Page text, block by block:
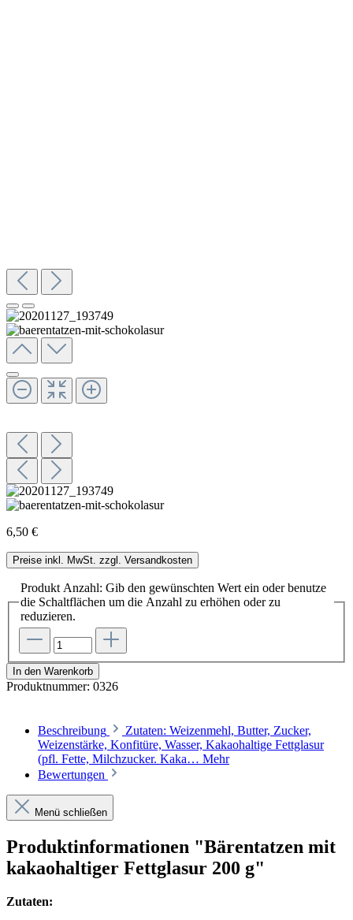
6,50 €
Preise inkl. MwSt. zzgl. Versandkosten
Produkt Anzahl: Gib den gewünschten Wert ein oder benutze
die Schaltflächen um die Anzahl zu erhöhen oder zu
reduzieren.
In den Warenkorb
Produktnummer: 0326
Beschreibung
Zutaten: Weizenmehl, Butter, Zucker,
Weizenstärke, Konfitüre, Wasser, Kakaohaltige Fettglasur
(pfl. Fette, Milchzucker. Kaka… Mehr
Bewertungen
Menü schließen
Produktinformationen "Bärentatzen mit
kakaohaltiger Fettglasur 200 g"
Zutaten: